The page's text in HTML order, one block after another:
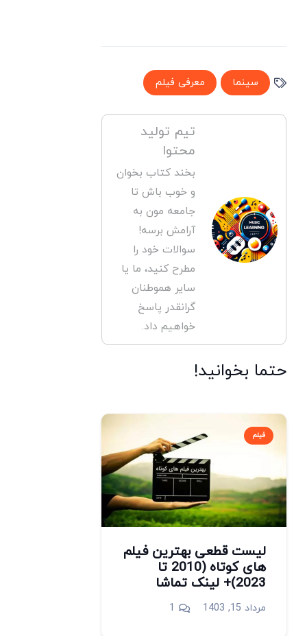
سینما معرفی فیلم
تیم تولید
محتوا
بخند کتاب بخوان
و خوب باش تا
جامعه مون به
آرامش برسه!
سوالات خود را
مطرح کنید، ما یا
سایر هموطنان
گرانقدر پاسخ
خواهیم داد.
حتما بخوانید!
فیلم
لیست قطعی بهترین فیلم
های کوتاه (2010 تا
2023)+ لینک تماشا
مرداد 15, 1403 1دیدگاه